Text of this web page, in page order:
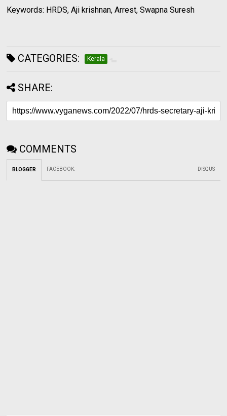
Keywords: HRDS, Aji krishnan, Arrest, Swapna Suresh
CATEGORIES: Kerala
SHARE:
COMMENTS
BLOGGER FACEBOOK: DISQUS